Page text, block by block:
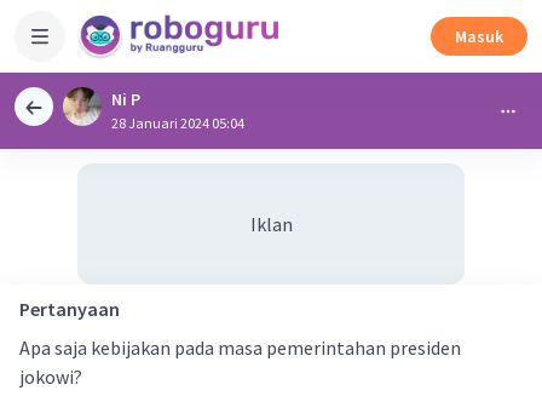
Masuk
Ni P
28 Januari 2024 05:04
Iklan
Pertanyaan
Apa saja kebijakan pada masa pemerintahan presiden
jokowi?